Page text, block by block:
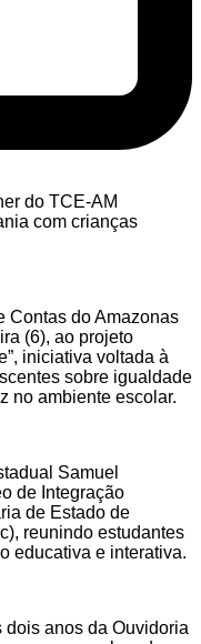
Contas do Amazonas
(6), ao projeto
iniciativa voltada à
sobre igualdade
no ambiente escolar.
Samuel
de Integração
de Estado de
reunindo estudantes
educativa e interativa.
anos da Ouvidoria